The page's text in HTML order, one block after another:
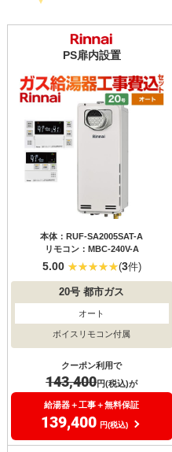
PS扉内設置
本体：RUF-SA2005SAT-A
リモコン：MBC-240V-A
5.00 (3件)
20号 都市ガス
オート
ボイスリモコン付属
クーポン利用で
143,400円(税込)が
給湯器＋工事＋無料保証
139,400 円(税込)